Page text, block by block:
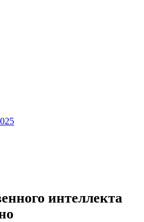
интеллекта